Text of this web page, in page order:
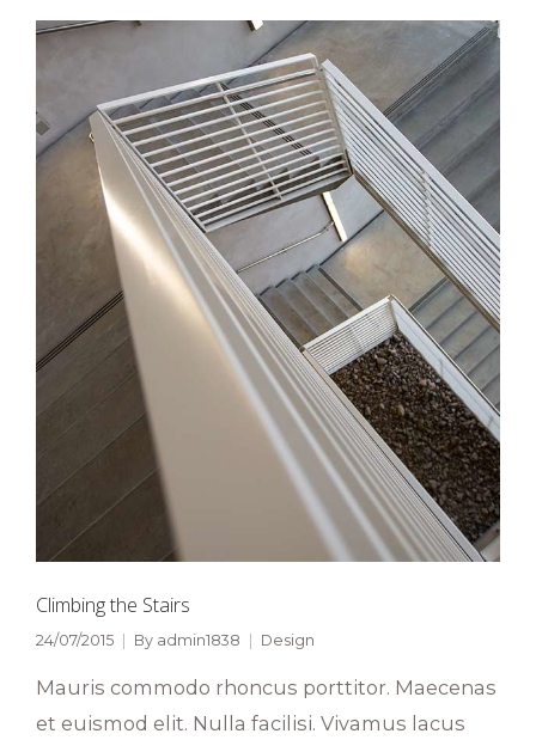
Climbing the Stairs
24/07/2015 By admin1838 Design
Mauris commodo rhoncus porttitor. Maecenas
et euismod elit. Nulla facilisi. Vivamus lacus